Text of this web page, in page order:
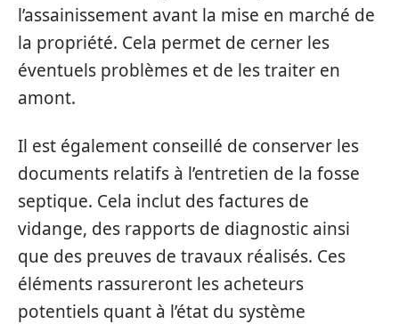
l’assainissement avant la mise en marché de
la propriété. Cela permet de cerner les
éventuels problèmes et de les traiter en
amont.
Il est également conseillé de conserver les
documents relatifs à l’entretien de la fosse
septique. Cela inclut des factures de
vidange, des rapports de diagnostic ainsi
que des preuves de travaux réalisés. Ces
éléments rassureront les acheteurs
potentiels quant à l’état du système